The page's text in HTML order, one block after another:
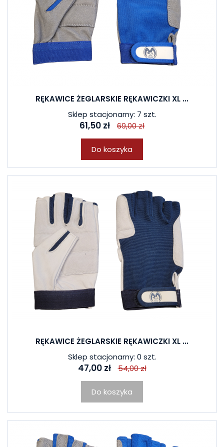
RĘKAWICE ŻEGLARSKIE RĘKAWICZKI XL ...
Sklep stacjonarny: 7 szt.
61,50 zł 69,00 zł
Do koszyka
RĘKAWICE ŻEGLARSKIE RĘKAWICZKI XL ...
Sklep stacjonarny: 0 szt.
47,00 zł 54,00 zł
Do koszyka